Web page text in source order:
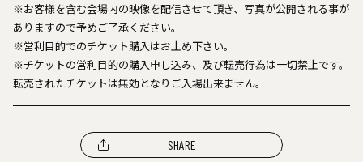
※お客様を含む会場内の映像を配信させて頂き、写真が公開される事が
ありますので予めご了承ください。
※営利目的でのチケット購入はお止め下さい。
※チケットの営利目的の購入申し込み、及び転売行為は一切禁止です。
転売されたチケットは無効となりご入場出来ません。
SHARE